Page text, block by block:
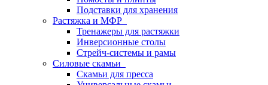
Подставки для хранения
Растяжка и МФР
Тренажеры для растяжки
Инверсионные столы
Стрейч-системы и рамы
Силовые скамьи
Скамьи для пресса